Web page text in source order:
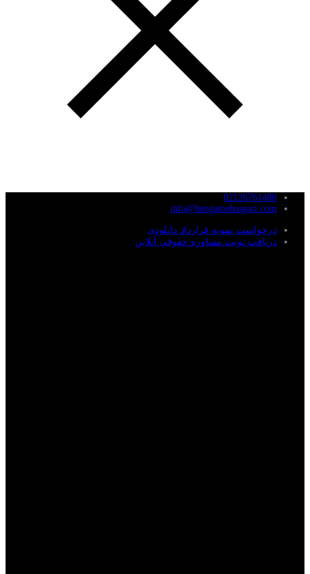
02126761488
info@hengamehasgari.com
درخواست نمونه قرارداد دانلودی
دریافت نوبت مشاوره حقوقی آنلاین